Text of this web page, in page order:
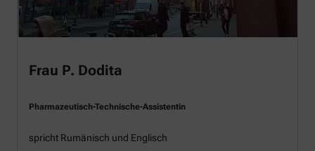
Frau P. Dodita
Pharmazeutisch-Technische-Assistentin
spricht Rumänisch und Englisch